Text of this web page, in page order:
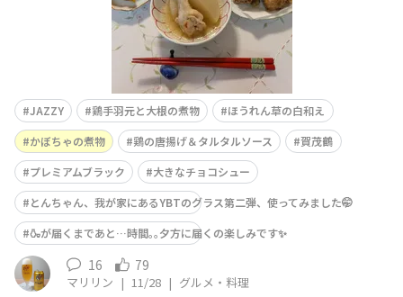
JAZZY 鶏手羽元と大根の煮物
ほうれん草の白和え
かぼちゃの煮物
鶏の唐揚げ＆タルタルソース
賀茂鶴
プレミアムブラック
大きなチョコシュー
とんちゃん、我が家にあるYBTのグラス第二弾、使ってみました🤭
🍶が届くまであと…時間｡｡夕方に届くの楽しみです✨
16 79
マリリン | 11/28 | グルメ・料理